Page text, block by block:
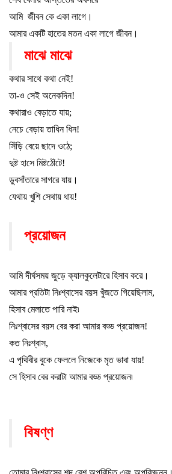
আমি জীবন কে একা লাগে ।
আমার একটি হাতের মতন একা লাগে জীবন।
মাঝে মাঝে
কথার সাথে কথা নেই!
তা-ও সেই অনেকদিন!
কথারাও বেড়াতে যায়;
নেচে বেড়ায় তাধিন ধিন!
সিঁড়ি বেয়ে ছাদে ওঠে;
দুষ্ট হাসে মিষ্টঠোঁটে!
ডুবসাঁতারে সাগরে যায় ।
যেথায় খুশি সেথায় ধায়!
প্রয়োজন
আমি দীর্ঘসময় জুড়ে ক্যালকুলেটারে হিসাব করে।
আমার প্রতিটা নিঃশ্বাসের বয়স খুঁজতে গিয়েছিলাম,
হিসাব মেলাতে পারি নাই৷
নিঃশ্বাসের বয়স বের করা আমার বড্ড প্রয়োজন!
কত নিঃশ্বাস,
এ পৃথিবীর বুকে ফেললে নিজেকে মৃত ভাবা যায়!
সে হিসাব বের করাটা আমার বড্ড প্রয়োজন৷
বিষণ্ণ